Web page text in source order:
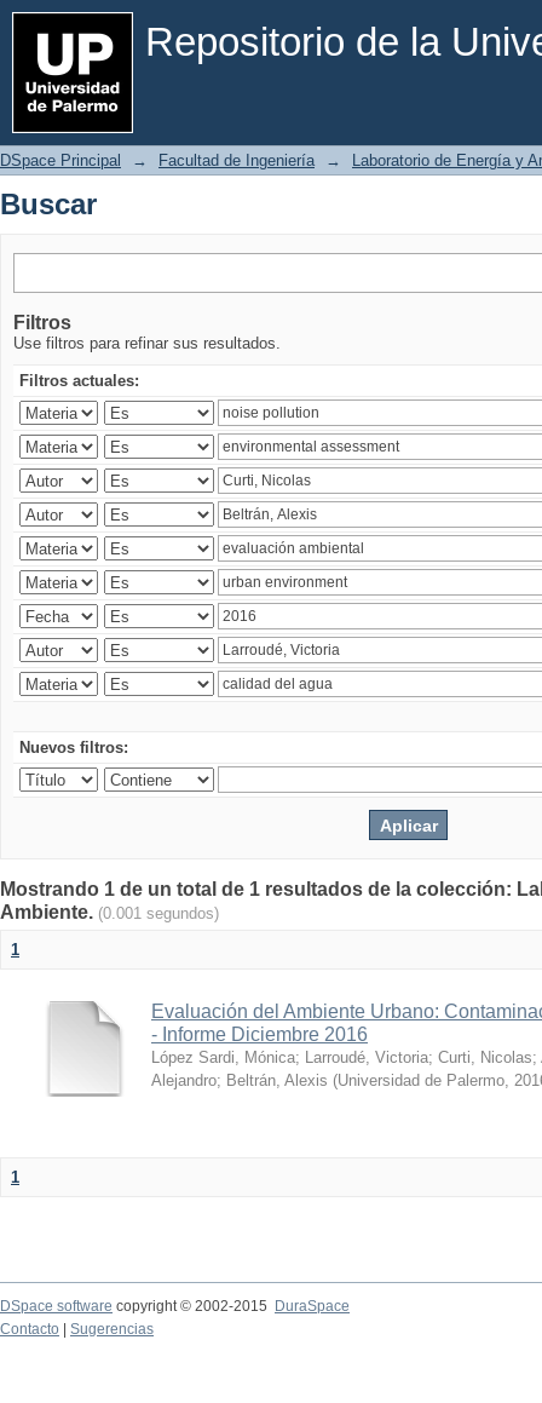
Repositorio de la
Buscar
DSpace Principal → Facultad de Ingeniería → Laboratorio de Energía y
Buscar
Filtros
Use filtros para refinar sus resultados.
Filtros actuales:
Nuevos filtros:
Mostrando 1 de un total de 1 resultados de la colección:
Ambiente. (0.001 segundos)
1
Evaluación del Ambiente Urbano:
- Informe Diciembre 2016
López Sardi, Mónica; Larroudé, Victoria; Curti, Nicolas;
Alejandro; Beltrán, Alexis (Universidad de Palermo,
1
DSpace software copyright © 2002-2015
DuraSpace
Contacto
Sugerencias